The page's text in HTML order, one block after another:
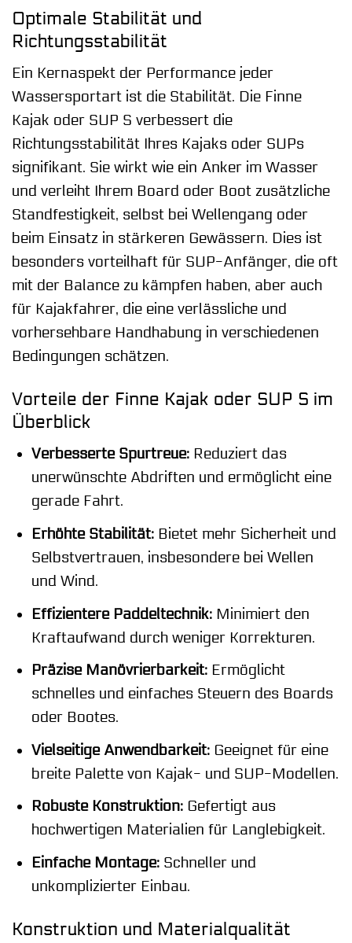
Optimale Stabilität und
Richtungsstabilität
Ein Kernaspekt der Performance jeder
Wassersportart ist die Stabilität. Die Finne
Kajak oder SUP S verbessert die
Richtungsstabilität Ihres Kajaks oder SUPs
signifikant. Sie wirkt wie ein Anker im Wasser
und verleiht Ihrem Board oder Boot zusätzliche
Standfestigkeit, selbst bei Wellengang oder
beim Einsatz in stärkeren Gewässern. Dies ist
besonders vorteilhaft für SUP-Anfänger, die oft
mit der Balance zu kämpfen haben, aber auch
für Kajakfahrer, die eine verlässliche und
vorhersehbare Handhabung in verschiedenen
Bedingungen schätzen.
Vorteile der Finne Kajak oder SUP S im
Überblick
Verbesserte Spurtreue:Reduziert das
unerwünschte Abdriften und ermöglicht eine
gerade Fahrt.
Erhöhte Stabilität:Bietet mehr Sicherheit und
Selbstvertrauen, insbesondere bei Wellen
und Wind.
Effizientere Paddeltechnik:Minimiert den
Kraftaufwand durch weniger Korrekturen.
Präzise Manövrierbarkeit:Ermöglicht
schnelles und einfaches Steuern des Boards
oder Bootes.
Vielseitige Anwendbarkeit:Geeignet für eine
breite Palette von Kajak- und SUP-Modellen.
Robuste Konstruktion:Gefertigt aus
hochwertigen Materialien für Langlebigkeit.
Einfache Montage:Schneller und
unkomplizierter Einbau.
Konstruktion und Materialqualität